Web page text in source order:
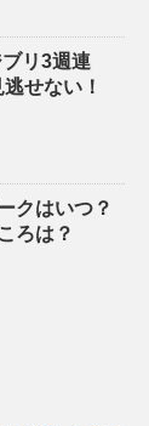
リ3週連
せない！
クはいつ？
ろは？